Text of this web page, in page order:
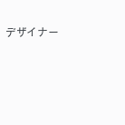
デザイナー